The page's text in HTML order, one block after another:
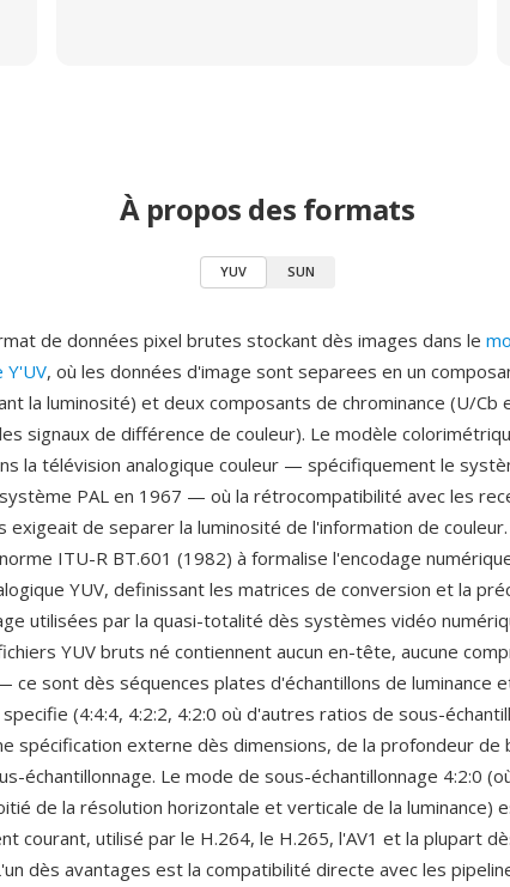
À propos des formats
YUV SUN
de données pixel brutes stockant dès images dans le
Y'UV, où les données d'image sont separees en un
la luminosité) et deux composants de chrominance (U/Cb
signaux de différence de couleur). Le modèle
la télévision analogique couleur — spécifiquement le
PAL en 1967 — où la rétrocompatibilité avec les
exigeait de separer la luminosité de l'information de
ITU-R BT.601 (1982) à formalise l'encodage
YUV, definissant les matrices de conversion et la
utilisées par la quasi-totalité dès systèmes vidéo
YUV bruts né contiennent aucun en-tête, aucune
ce sont dès séquences plates d'échantillons de luminance
(4:4:4, 4:2:2, 4:2:0 où d'autres ratios de sous-
spécification externe dès dimensions, de la profondeur de
échantillonnage. Le mode de sous-échantillonnage 4:2:0
de la résolution horizontale et verticale de la luminance)
courant, utilisé par le H.264, le H.265, l'AV1 et la plupart
dès avantages est la compatibilité directe avec les